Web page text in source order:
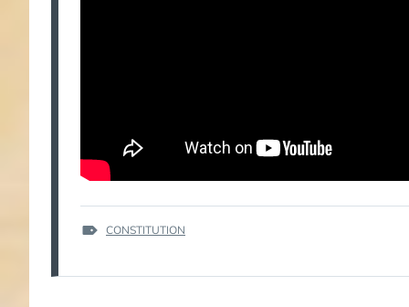
ÉTIQUETTES :
CONSTITUTION